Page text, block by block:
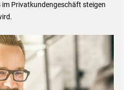
Privatkundengeschäft steigen